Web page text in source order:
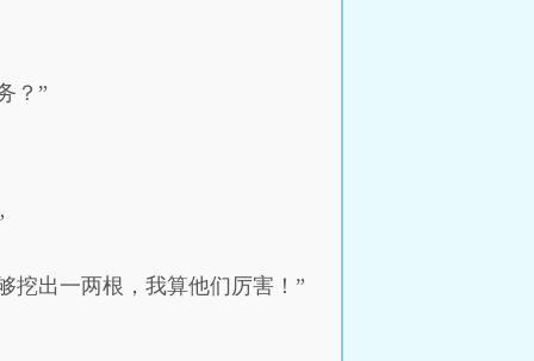
？”
挖出一两根，我算他们厉害！”